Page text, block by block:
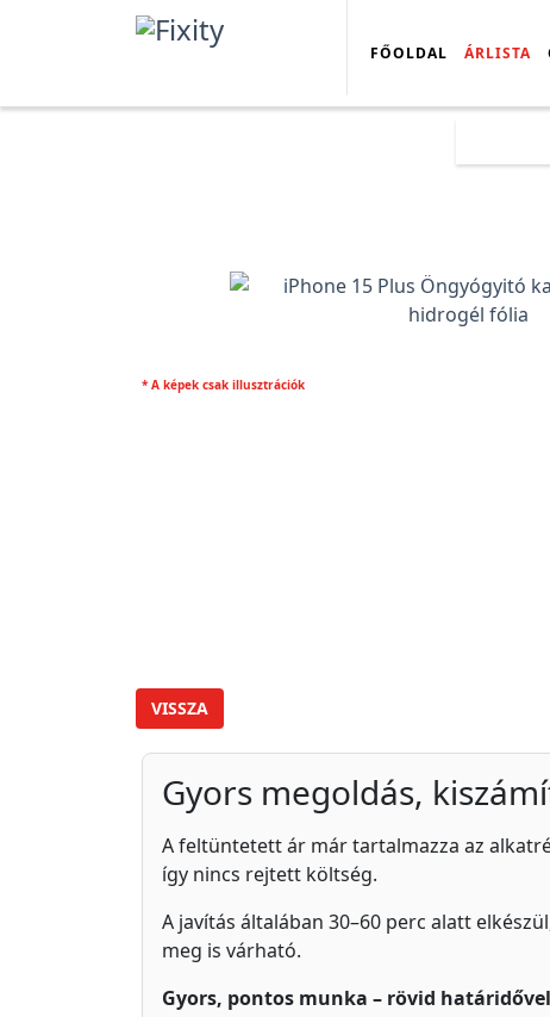
FŐOLDAL ÁRLISTA
* A képek csak illusztrációk
VISSZA
Gyors megoldás,
A feltüntetett ár már tartalmazza az
így nincs rejtett költség.
A javítás általában 30–60 perc alatt
meg is várható.
Gyors, pontos munka – rövid